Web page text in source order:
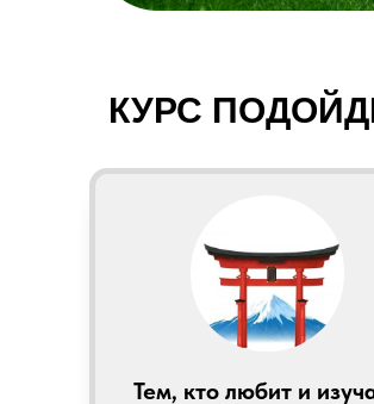
КУРС
Тем, кто любит и